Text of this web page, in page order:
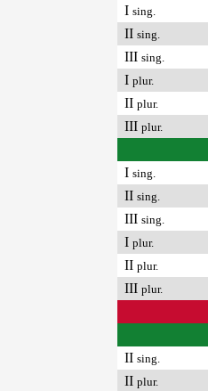
I sing.
II sing.
III sing.
I plur.
II plur.
III plur.
I sing.
II sing.
III sing.
I plur.
II plur.
III plur.
II sing.
II plur.